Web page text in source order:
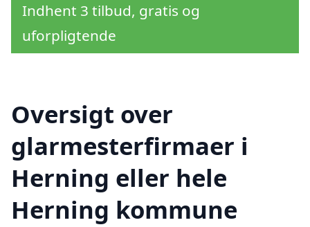
Indhent 3 tilbud, gratis og
uforpligtende
Oversigt over
glarmesterfirmaer i
Herning eller hele
Herning kommune